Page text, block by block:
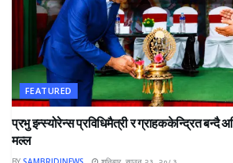
FEATURED
प्रभु इन्स्योरेन्स प्रविधिमैत्री र ग्राहककेन्द्रित बन्दै
मल्ल